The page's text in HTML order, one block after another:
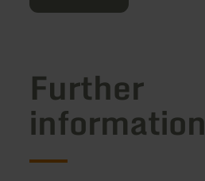
Further
information